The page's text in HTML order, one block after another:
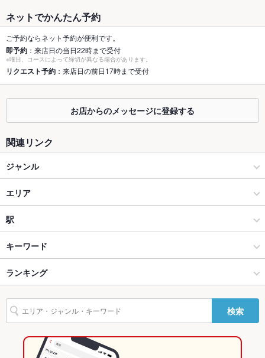
容人数
個室 あり ：テーブル席６名がけ ２名がけ
座敷 なし ：掘りごたつ７名 ６名 ４名
掘りごたつ なし ：掘りごたつ７名 ６名 ４名
あり ：６席
貸切 貸切可 ：20名以上
設備
Wi-Fi
バリアフリ
ー
駐車場
その他設備
その他
あり ：コースのみ飲み放題ございます！
ネットでかんたん予約
ご予約ならネット予約が便利です。
即予約 ：来店日の当日22時まで受付
※曜日、コースによって締切が異なる場合があります。
リクエスト予約 ：来店日の前日17時まで受付
お店からのメッセージに登録する
関連リンク
ジャンル
居酒屋
和風
宮崎市中心部 × 居酒屋
宮崎市中心部 × 和風
宮崎駅 × 居酒屋
宮崎駅 × 和風
創作料理
エリア
橘通り
橘通り × 居酒屋
橘通り × 和風
橘通り × 創作料理
橘通り × 和風
駅
南宮崎駅
宮崎駅
宮崎空港駅
キーワード
からあげ
ランキング
宮崎のグルメランキング
宮崎の居酒屋ランキング
宮崎市中心部のグルメランキング
検索